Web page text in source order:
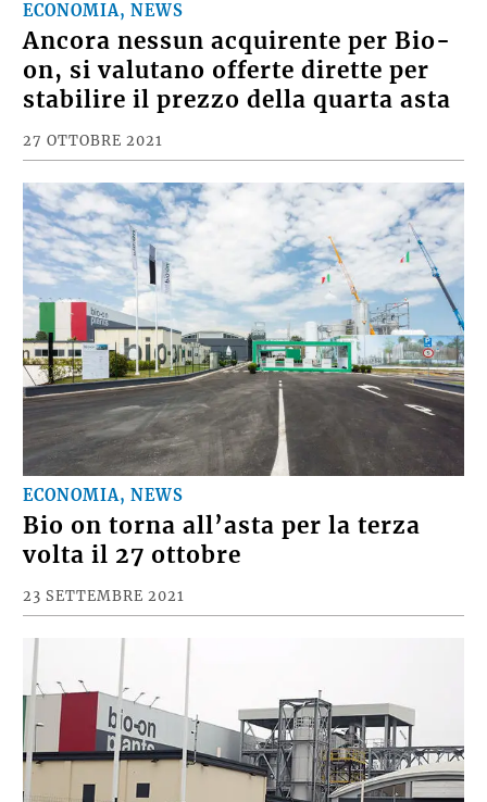
ECONOMIA, NEWS
Ancora nessun acquirente per Bio-
on, si valutano offerte dirette per
stabilire il prezzo della quarta asta
27 OTTOBRE 2021
ECONOMIA, NEWS
Bio on torna all’asta per la terza
volta il 27 ottobre
23 SETTEMBRE 2021